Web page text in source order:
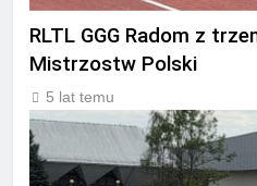
RLTL GGG Radom z
Mistrzostw Polski
5 lat temu